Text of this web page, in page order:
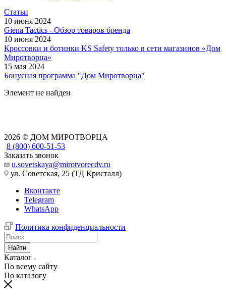
Статьи
10 июня 2024
Giena Tactics - Обзор товаров бренда
10 июня 2024
Кроссовки и ботинки KS Safety только в сети магазинов «Дом
Миротворца»
15 мая 2024
Бонусная программа "Дом Миротворца"
Элемент не найден
2026 © ДОМ МИРОТВОРЦА
8 (800) 600-51-53
Заказать звонок
u.sovetskaya@mirotvorecdv.ru
ул. Советская, 25 (ТД Кристалл)
Вконтакте
Telegram
WhatsApp
Политика конфиденциальности
Найти
Каталог
По всему сайту
По каталогу